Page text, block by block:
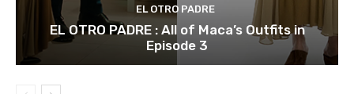
EL OTRO PADRE
EL OTRO PADRE : All of Maca’s Outfits in
Episode 3